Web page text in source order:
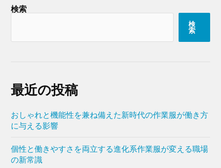
検索
検
索
最近の投稿
おしゃれと機能性を兼ね備えた新時代の作業服が働き方
に与える影響
個性と働きやすさを両立する進化系作業服が変える職場
の新常識